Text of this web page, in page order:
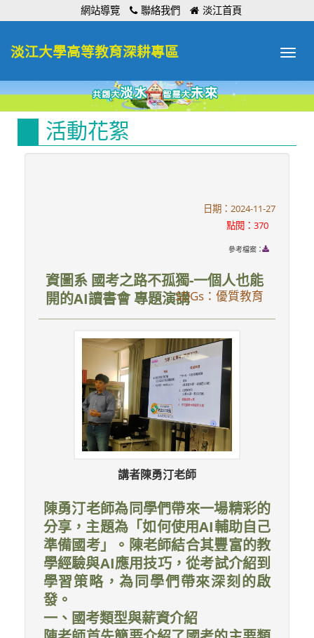
網站導覽 聯絡我們 淡江首頁
Toggle
淡江大學高等教育深耕專區
活動花絮
日期：2024-11-27
點閱：370
參考檔案：
資圖系 國考之路不孤獨-一個人也能
開的AI讀書會 專題演講SDGs：優質教育
講者陳勇汀老師
陳勇汀老師為同學們帶來一場精彩的
分享，主題為「如何使用AI輔助自己
準備國考」。陳老師結合其豐富的教
學經驗與AI應用技巧，從考試介紹到
學習策略，為同學們帶來深刻的啟
發。
一、國考類型與薪資介紹